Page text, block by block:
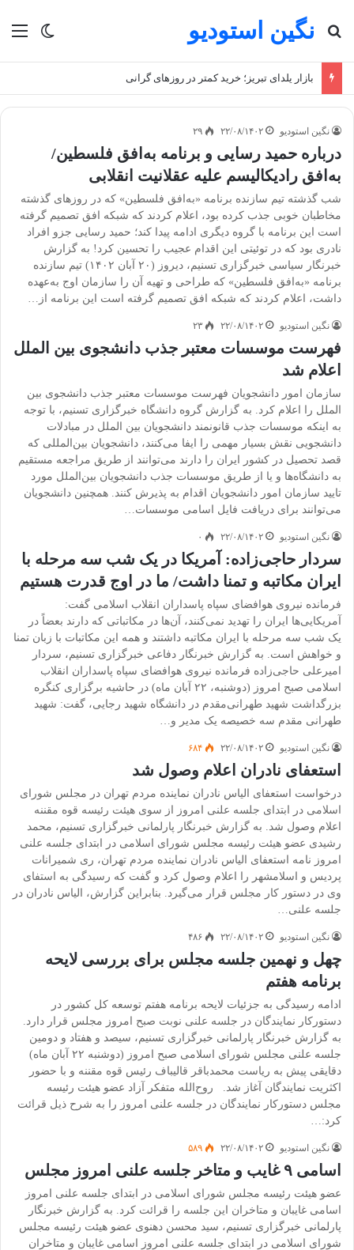
تغییر نگین استودیو
جستجو برای
بازار یلدای تبریز؛ خرید کمتر در روزهای گرانی
نگین استودیو ۲۲/۰۸/۱۴۰۲ ۲۹
درباره حمید رسایی و برنامه به‌افق فلسطین/
به‌افق رادیکالیسم علیه عقلانیت انقلابی
شب گذشته تیم سازنده برنامه «به‌افق فلسطین» که در روزهای گذشته
مخاطبان خوبی جذب کرده بود، اعلام کردند که شبکه افق تصمیم گرفته
است این برنامه با گروه دیگری ادامه پیدا کند؛ حمید رسایی جزو افراد
نادری بود که در توئیتی این اقدام عجیب را تحسین کرد! به گزارش
خبرنگار سیاسی خبرگزاری تسنیم، دیروز (۲۰ آبان ۱۴۰۲) تیم سازنده
برنامه «به‌افق فلسطین» که طراحی و تهیه آن را سازمان اوج به‌عهده
داشت، اعلام کردند که شبکه افق تصمیم گرفته است این برنامه از…
نگین استودیو ۲۲/۰۸/۱۴۰۲ ۲۳
فهرست موسسات معتبر جذب دانشجوی بین الملل
اعلام شد
سازمان امور دانشجویان فهرست موسسات معتبر جذب دانشجوی بین
الملل را اعلام کرد. به گزارش گروه دانشگاه خبرگزاری تسنیم، با توجه
به اینکه موسسات جذب قانونمند دانشجویان بین الملل در مبادلات
دانشجویی نقش بسیار مهمی را ایفا می‌کنند، دانشجویان بین‌المللی که
قصد تحصیل در کشور ایران را دارند می‌توانند از طریق مراجعه مستقیم
به دانشگاه‌ها و یا از طریق موسسات جذب دانشجویان بین‌الملل مورد
تایید سازمان امور دانشجویان اقدام به پذیرش کنند. همچنین دانشجویان
می‌توانند برای دریافت فایل اسامی موسسات…
نگین استودیو ۲۲/۰۸/۱۴۰۲ ۰
سردار حاجی‌زاده: آمریکا در یک شب سه مرحله با
ایران مکاتبه و تمنا داشت/ ما در اوج قدرت هستیم
فرمانده نیروی هوافضای سپاه پاسداران انقلاب اسلامی گفت:
آمریکایی‌ها ایران را تهدید نمی‌کنند، آن‌ها در مکاتباتی که دارند بعضاً در
یک شب سه مرحله با ایران مکاتبه داشتند و همه این مکاتبات با زبان تمنا
و خواهش است. به گزارش خبرنگار دفاعی خبرگزاری تسنیم، سردار
امیرعلی حاجی‌زاده فرمانده نیروی هوافضای سپاه پاسداران انقلاب
اسلامی صبح امروز (دوشنبه، ۲۲ آبان ماه) در حاشیه برگزاری کنگره
بزرگداشت شهید طهرانی‌مقدم در دانشگاه شهید رجایی، گفت: شهید
طهرانی مقدم سه خصیصه یک مدیر و…
نگین استودیو ۲۲/۰۸/۱۴۰۲ ۶۸۴
استعفای نادران اعلام وصول شد
درخواست استعفای الیاس نادران نماینده مردم تهران در مجلس شورای
اسلامی در ابتدای جلسه علنی امروز از سوی هیئت رئیسه قوه مقننه
اعلام وصول شد. به گزارش خبرنگار پارلمانی خبرگزاری تسنیم، محمد
رشیدی عضو هیئت رئیسه مجلس شورای اسلامی در ابتدای جلسه علنی
امروز نامه استعفای الیاس نادران نماینده مردم تهران، ری شمیرانات
پردیس و اسلامشهر را اعلام وصول کرد و گفت که رسیدگی به استفای
وی در دستور کار مجلس قرار می‌گیرد. بنابراین گزارش، الیاس نادران در
جلسه علنی…
نگین استودیو ۲۲/۰۸/۱۴۰۲ ۴۸۶
چهل و نهمین جلسه مجلس برای بررسی لایحه
برنامه هفتم
ادامه رسیدگی به جزئیات لایحه برنامه هفتم توسعه کل کشور در
دستورکار نمایندگان در جلسه علنی نوبت صبح امروز مجلس قرار دارد.
به گزارش خبرنگار پارلمانی خبرگزاری تسنیم، سیصد و هفتاد و دومین
جلسه علنی مجلس شورای اسلامی صبح امروز (دوشنبه ۲۲ آبان ماه)
دقایقی پیش به ریاست محمدباقر قالیباف رئیس قوه مقننه و با حضور
اکثریت نمایندگان آغاز شد. روح‌الله متفکر آزاد عضو هیئت رئیسه
مجلس دستورکار نمایندگان در جلسه علنی امروز را به شرح ذیل قرائت
کرد:…
نگین استودیو ۲۲/۰۸/۱۴۰۲ ۵۸۹
اسامی ۹ غایب و متاخر جلسه علنی امروز مجلس
عضو هیئت رئیسه مجلس شورای اسلامی در ابتدای جلسه علنی امروز
اسامی غایبان و متاخران این جلسه را قرائت کرد. به گزارش خبرنگار
پارلمانی خبرگزاری تسنیم، سید محسن دهنوی عضو هیئت رئیسه مجلس
شورای اسلامی در ابتدای جلسه علنی امروز اسامی غایبان و متاخران